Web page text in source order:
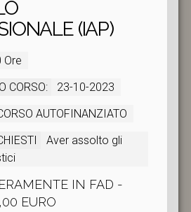
(IAP)
Ore
CORSO:
23-10-2023
AUTOFINANZIATO
Aver assolto gli
IN FAD -
EURO